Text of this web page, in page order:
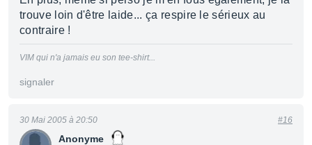
trouve loin d'être laide... ça respire le sérieux au
contraire !
VIM qui n'a jamais eu son tee-shirt...
signaler
Anonyme
30 Mai 2005 à 20:50 #16